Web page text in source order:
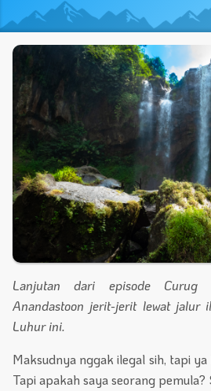
Lanjutan dari episode Curug
Anandastoon jerit-jerit lewat jalur
Luhur ini.
Maksudnya nggak ilegal sih, tapi
Tapi apakah saya seorang